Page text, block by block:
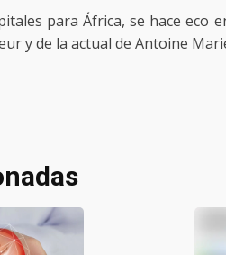
para África, se hace eco
y de la actual de Antoine